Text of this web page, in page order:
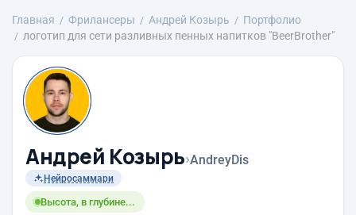
Главная Фрилансеры Андрей Козырь
Портфолио
логотип для сети разливных пенных напитков "BeerBrother"
Андрей Козырь›AndreyDis
Нейросаммари
Высота, в глубине...